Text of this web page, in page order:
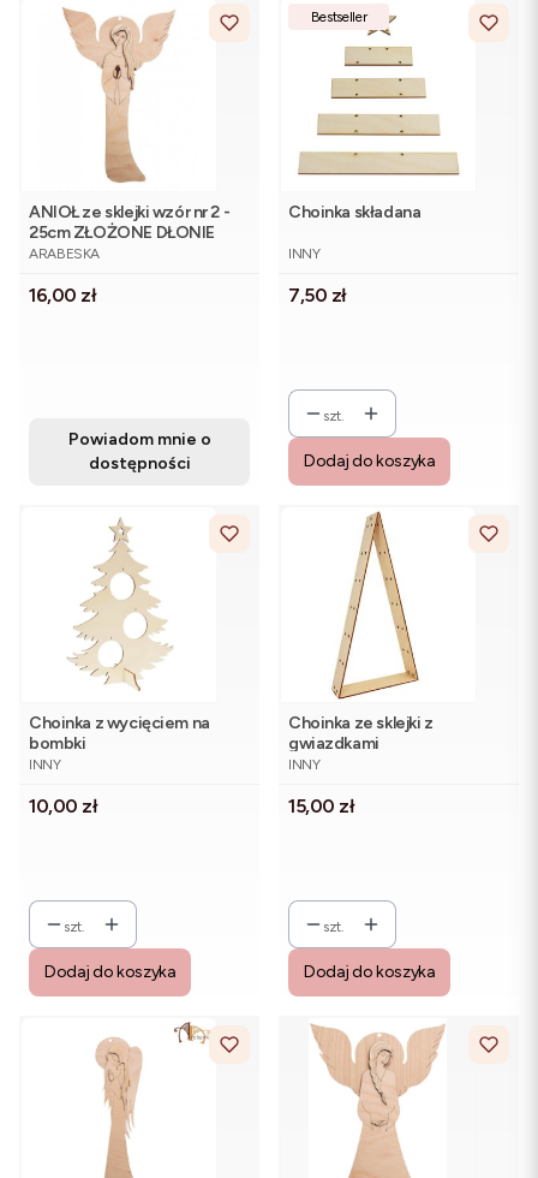
ANIOŁ ze sklejki wzór nr 2 -
25cm ZŁOŻONE DŁONIE
PRODUCENT
ARABESKA
Cena
16,00 zł
Powiadom mnie o
dostępności
Bestseller
Choinka składana
PRODUCENT
INNY
Cena
7,50 zł
szt.
Dodaj do koszyka
Choinka z wycięciem na
bombki
PRODUCENT
INNY
Cena
10,00 zł
szt.
Dodaj do koszyka
Choinka ze sklejki z
gwiazdkami
PRODUCENT
INNY
Cena
15,00 zł
szt.
Dodaj do koszyka